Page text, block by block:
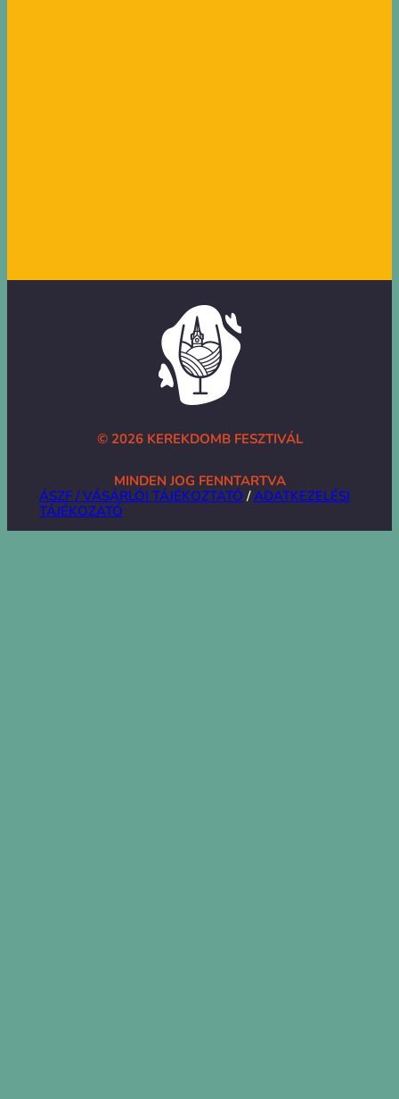
© 2026 KEREKDOMB FESZTIVÁL
MINDEN JOG FENNTARTVA
ÁSZF / VÁSÁRLÓI TÁJÉKOZTATÓ /ADATKEZELÉSI
TÁJÉKOZATÓ